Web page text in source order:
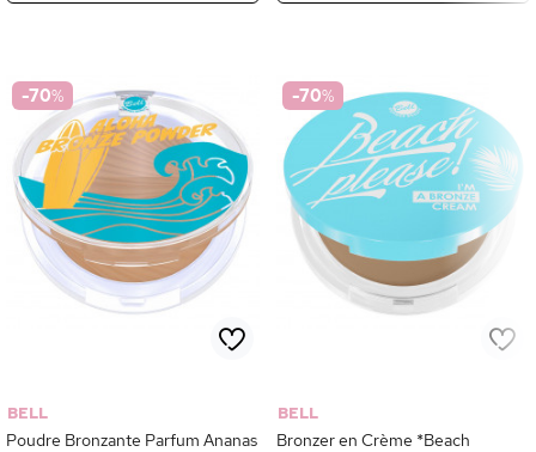
-70%
BELL
Poudre Bronzante Parfum Ananas
-70%
BELL
Bronzer en Crème *Beach